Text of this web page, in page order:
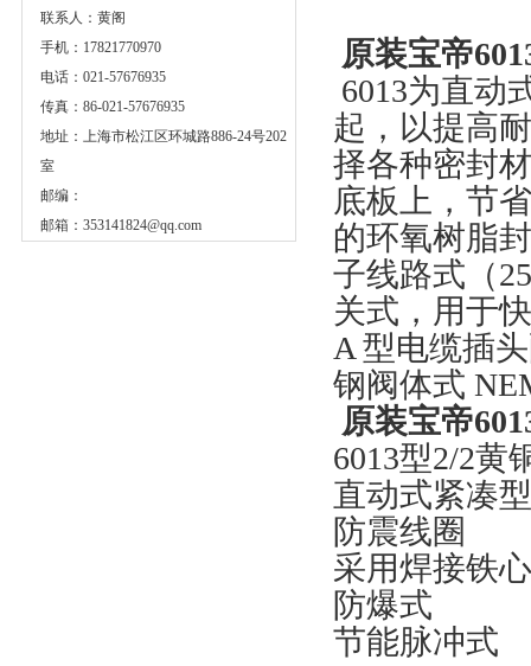
联系人：黄阁
手机：17821770970
电话：021-57676935
传真：86-021-57676935
地址：上海市松江区环城路886-24号202
室
邮编：
邮箱： 353141824@qq.com
原装宝帝
6013为直动
起，以提高
择各种密封
底板上，节
的环氧树脂
子线路式（
关式，用于
A 型电缆插
钢阀体式
原装宝帝
6013型2/2黄
直动式紧凑
防震线圈
采用焊接铁
防爆式
节能脉冲式